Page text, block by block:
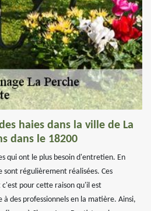
haies dans la ville de La
dans le 18200
qui ont le plus besoin d'entretien. En
régulièrement réalisées. Ces
pour cette raison qu'il est
des professionnels en la matière. Ainsi,